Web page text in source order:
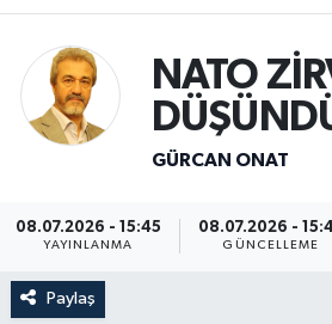
NATO
GÜRCAN ONAT
08.07.2026 - 15:45
YAYINLANMA
08.07.2026 -
GÜNCELLEME
Paylaş
EKONOMİ
GÜNDEM
İSLAM VE KÜLTÜR
KADIN AİLE
EKONOMİ
EĞİTİM
İSLAM VE KÜLTÜR
Tüm Manşetler
Son Dakika Haberleri